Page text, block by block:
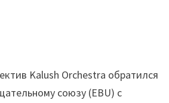
Kalush Orchestra обратился
союзу (EBU) с